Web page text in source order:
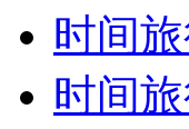
时间
时间